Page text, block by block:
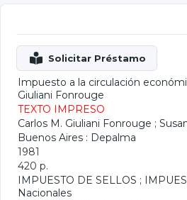
Impuesto a la circulación
Giuliani Fonrouge
TEXTO IMPRESO
Carlos M. Giuliani Fonrouge ;
Buenos Aires : Depalma
1981
420 p.
IMPUESTO DE SELLOS ;
Nacionales